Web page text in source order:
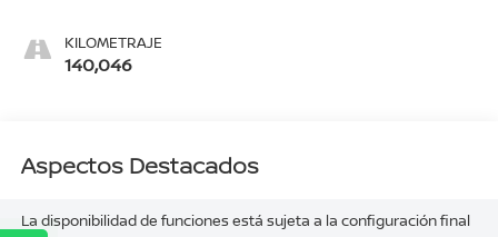
KILOMETRAJE
140,046
Aspectos Destacados
La disponibilidad de funciones está sujeta a la configuración final